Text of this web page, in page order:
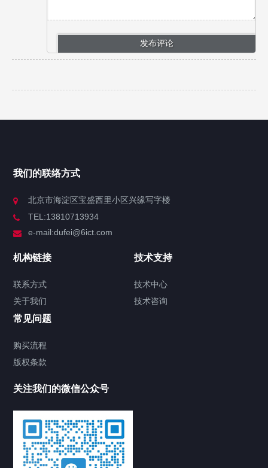
我们的联络方式
北京市海淀区宝盛西里小区兴缘写字楼
TEL:13810713934
e-mail:dufei@6ict.com
机构链接
联系方式
关于我们
技术支持
技术中心
技术咨询
常见问题
购买流程
版权条款
关注我们的微信公众号